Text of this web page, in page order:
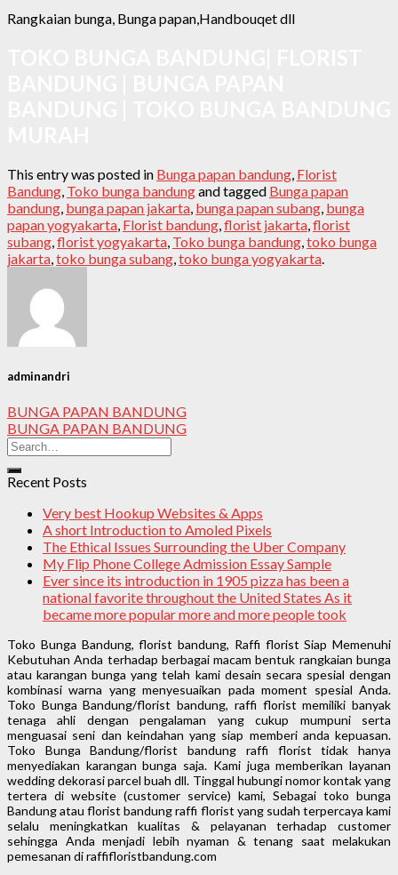
Rangkaian bunga, Bunga papan,Handbouqet dll
This entry was posted in Bunga papan bandung Florist
Bandung Toko bunga bandungand tagged Bunga papan
bandung bunga papan jakarta bunga papan subang bunga
papan yogyakarta Florist bandung florist jakarta florist
subang florist yogyakarta Toko bunga bandung toko bunga
jakarta toko bunga subang toko bunga yogyakarta
adminandri
BUNGA PAPAN BANDUNG
BUNGA PAPAN BANDUNG
Recent Posts
Very best Hookup Websites & Apps
A short Introduction to Amoled Pixels
The Ethical Issues Surrounding the Uber Company
My Flip Phone College Admission Essay Sample
Ever since its introduction in 1905 pizza has been a
national favorite throughout the United States As it
became more popular more and more people took
Toko Bunga Bandung, florist bandung, Raffi florist Siap Memenuhi
Kebutuhan Anda terhadap berbagai macam bentuk rangkaian bunga
atau karangan bunga yang telah kami desain secara spesial dengan
kombinasi warna yang menyesuaikan pada moment spesial Anda.
Toko Bunga Bandung/florist bandung, raffi florist memiliki banyak
tenaga ahli dengan pengalaman yang cukup mumpuni serta
menguasai seni dan keindahan yang siap memberi anda kepuasan.
Toko Bunga Bandung/florist bandung raffi florist tidak hanya
menyediakan karangan bunga saja. Kami juga memberikan layanan
wedding dekorasi parcel buah dll. Tinggal hubungi nomor kontak yang
tertera di website (customer service) kami, Sebagai toko bunga
Bandung atau florist bandung raffi florist yang sudah terpercaya kami
selalu meningkatkan kualitas & pelayanan terhadap customer
sehingga Anda menjadi lebih nyaman & tenang saat melakukan
pemesanan di raffifloristbandung.com